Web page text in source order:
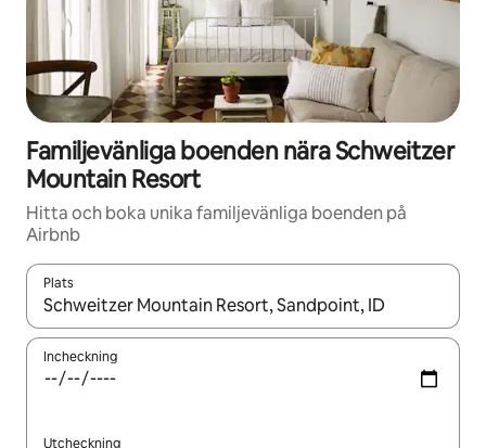
Familjevänliga boenden nära Schweitzer
Mountain Resort
Hitta och boka unika familjevänliga boenden på
Airbnb
Plats
När resultaten är tillgängliga kan du navigera med upp- och
Incheckning
Utcheckning